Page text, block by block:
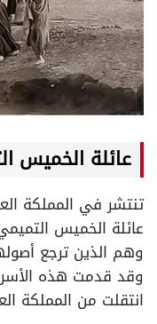
عائلة الخميس
تنتشر في المملكة
عائلة الخميس
وهم الذين ترجع
وقد قدمت هذه
انتقلت من المملكة